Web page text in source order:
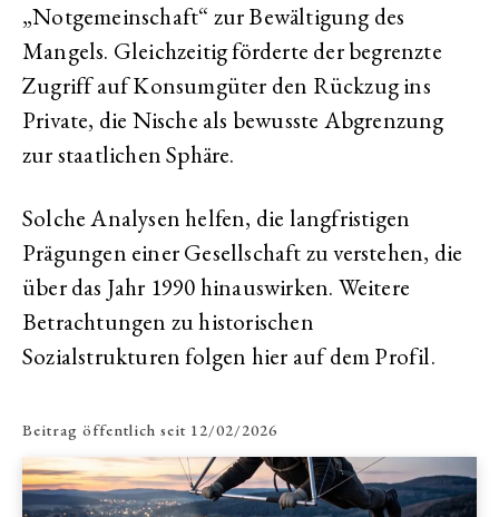
„Notgemeinschaft“ zur Bewältigung des
Mangels. Gleichzeitig förderte der begrenzte
Zugriff auf Konsumgüter den Rückzug ins
Private, die Nische als bewusste Abgrenzung
zur staatlichen Sphäre.
Solche Analysen helfen, die langfristigen
Prägungen einer Gesellschaft zu verstehen, die
über das Jahr 1990 hinauswirken. Weitere
Betrachtungen zu historischen
Sozialstrukturen folgen hier auf dem Profil.
Beitrag öffentlich seit 12/02/2026